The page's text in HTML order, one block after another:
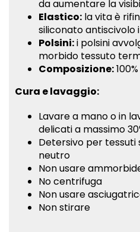
da aumentare la
Elastico: la vita è
siliconato antiscivolo
Polsini:i polsini
morbido tessuto
Composizione:
Cura e lavaggio:
Lavare a mano o in
delicati a massimo
Detersivo per
neutro
Non usare
No centrifuga
Non usare
Non stirare